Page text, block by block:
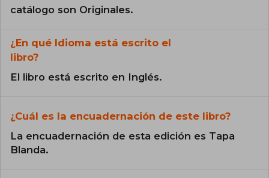
catálogo son Originales.
¿En qué Idioma está escrito el
libro?
El libro está escrito en Inglés.
¿Cuál es la encuadernación de este libro?
La encuadernación de esta edición es Tapa
Blanda.